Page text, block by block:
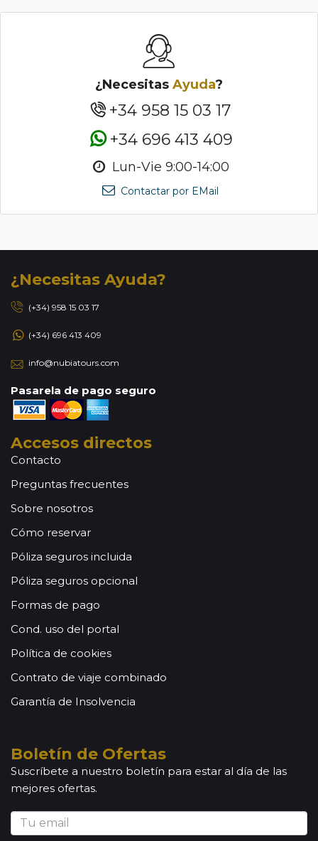
¿Necesitas Ayuda?
+34 958 15 03 17
+34 696 413 409
Lun-Vie 9:00-14:00
Contactar por EMail
¿Necesitas Ayuda?
(+34) 958 15 03 17
(+34) 696 413 409
info@nubiatours.com
Pasarela de pago seguro
Accesos directos
Contacto
Preguntas frecuentes
Sobre nosotros
Cómo reservar
Póliza seguros incluida
Póliza seguros opcional
Formas de pago
Cond. uso del portal
Política de cookies
Contrato de viaje combinado
Garantía de Insolvencia
Boletín de Ofertas
Suscríbete a nuestro boletín para estar al día de las
mejores ofertas.